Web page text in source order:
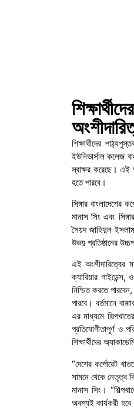
শিক্ষার্থীদের
ইউনিভার্সাল কলেজ
স্বাক্ষর করেছে। এই
হতে পারবে।
সিঙ্গার
মানাস সিং এবং
সৈয়দ জাহিদুল
উভয় প্রতিষ্ঠানের
এই অংশীদারিত্বের
ক্যারিয়ার গাইডেন্স,
নিশ্চিত করতে
পারবে। বর্তমানে
এর মাধ্যমে
প্রতিযোগীতাপূর্ণ ও
শিক্ষার্থীদের
“দেশের কর্পোরেট
সামনে থেকে নেতৃত্ব
মানাস সিং।
অবশ্যই কার্যকরী